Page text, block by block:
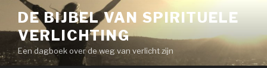
inhoud
springen
DE BIJBEL VAN SPIRITUELE
VERLICHTING
Een dagboek over de weg van verlicht zijn